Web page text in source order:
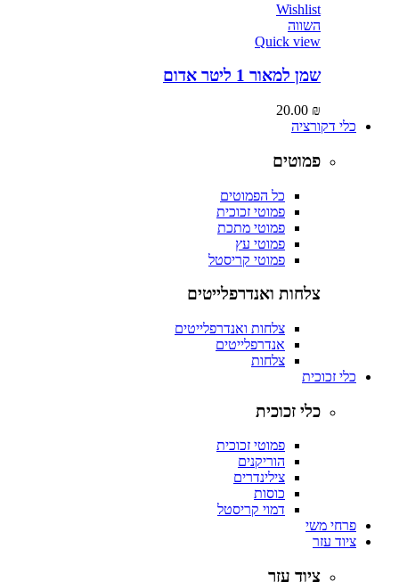
Wishlist
השווה
Quick view
שמן למאור 1 ליטר אדום
20.00 ₪
כלי דקורציה
פמוטים
כל הפמוטים
פמוטי זכוכית
פמוטי מתכת
פמוטי עץ
פמוטי קריסטל
צלחות ואנדרפלייטים
צלחות ואנדרפלייטים
אנדרפלייטים
צלחות
כלי זכוכית
כלי זכוכית
פמוטי זכוכית
הוריקנים
צילינדרים
כוסות
דמוי קריסטל
פרחי משי
ציוד עזר
ציוד עזר